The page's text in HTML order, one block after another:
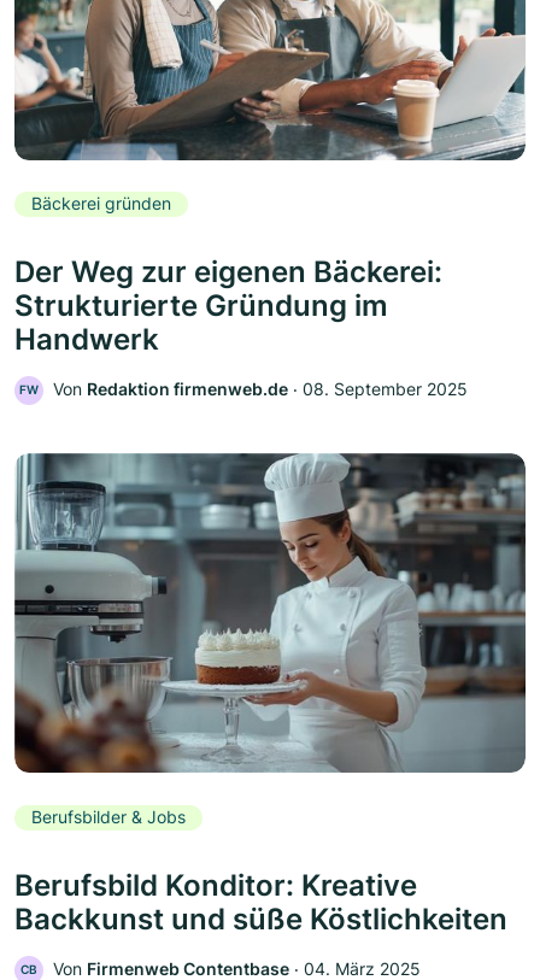
Bäckerei gründen
Der Weg zur eigenen Bäckerei:
Strukturierte Gründung im
Handwerk
FW Von Redaktion firmenweb.de ‧ 08. September 2025
Berufsbilder & Jobs
Berufsbild Konditor: Kreative
Backkunst und süße Köstlichkeiten
CB Von Firmenweb Contentbase ‧ 04. März 2025